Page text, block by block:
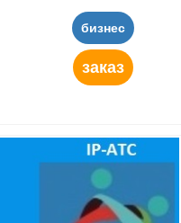
бизнес
заказ